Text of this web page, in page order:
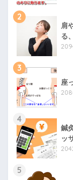
2
肩
る
3
座
4
鍼
ッ
5